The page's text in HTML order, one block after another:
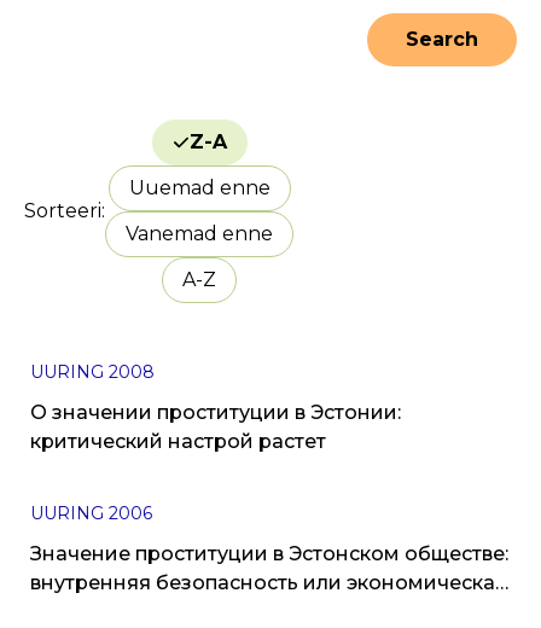
Sorteeri
Uuemad enne
Vanemad enne
A-Z
Z-A
UURING 2008
О значении проституции в Эстонии:
критический настрой растет
UURING 2006
Значение проституции в Эстонском обществе:
внутренняя безопасность или экономическая